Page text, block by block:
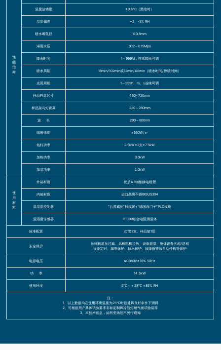
性
能
指
标
温度波动度 ±0.5℃（黑暗时）
湿度偏差 +2、-3% RH
喷水嘴孔径 Ф0.8mm
淋雨水压 0.12～0.15Mpa
降雨时间 1～999M，连续降雨可调
喷水周期 18min/102min或12min/48min（喷水时间/停喷时间）
光照周期 1～999h、m、s连续可调
样品托盘尺寸 450×720mm
样品架与灯距离 230～280mm
波 长 290～800nm
辐射强度 ≤550W/㎡
氙灯功率 2.5kW×3支=7.5kW
加热功率 3.0kW
加湿功率 2.0kW
使
用
材
料
外箱材质 优质A3钢板静电喷塑
内箱材质 进口高级不锈钢SUS304
温湿度控制器 “台湾威伦”触摸屏+“德国西门子”PLC模块
温湿度传感器 PT100铂金电阻测温体
标准配置 灯管3支、样品架1层
安全保护
压缩机超压过载、风机电机过热、设备超温、整体设备欠相/逆相
设备定时、漏电保护、缺水保护、故障报警后自动停机等保护
电源电压 AC380V±10% 50Hz
功 率 14.5kW
使用环境 5℃～＋28℃ ≤85% RH
注：
1、以上数据均在使用环境温度为25℃时且通风良好条件下测得
2、可根据用户具体试验要求非标定制风冷氙灯耐气候试验箱等
3、本技术信息，如有变动恕不另行通知